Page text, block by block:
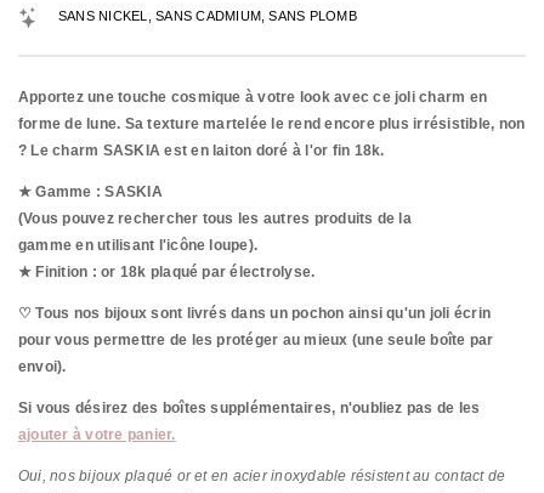
SANS NICKEL, SANS CADMIUM, SANS PLOMB
Apportez une touche cosmique à votre look avec ce joli charm en
forme de lune. Sa texture martelée le rend encore plus irrésistible, non
? Le charm SASKIA est en laiton doré à l'or fin 18k.
★ Gamme : SASKIA
(Vous pouvez rechercher tous les autres produits de la
gamme en utilisant l'icône loupe).
★ Finition : or 18k plaqué parélectrolyse.
♡ Tous nos bijoux sont livrés dans un pochon ainsi qu'un joli écrin
pour vous permettre de les protéger au mieux (une seule boîte par
envoi).
Si vous désirez des boîtes supplémentaires, n'oubliez pas de les
ajouter à votre panier.
Oui, nos bijoux plaqué or et en acier inoxydable résistent au contact de